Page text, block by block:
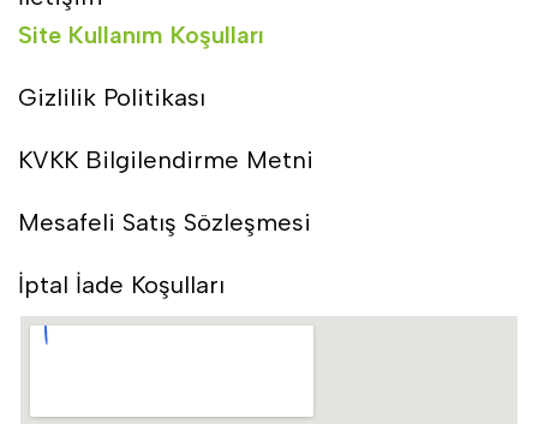
Site Kullanım Koşulları
Gizlilik Politikası
KVKK Bilgilendirme Metni
Mesafeli Satış Sözleşmesi
İptal İade Koşulları